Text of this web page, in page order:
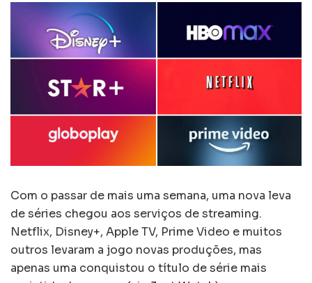
Com o passar de mais uma semana, uma nova leva
de séries chegou aos serviços de streaming.
Netflix, Disney+, Apple TV, Prime Video e muitos
outros levaram a jogo novas produções, mas
apenas uma conquistou o título de série mais